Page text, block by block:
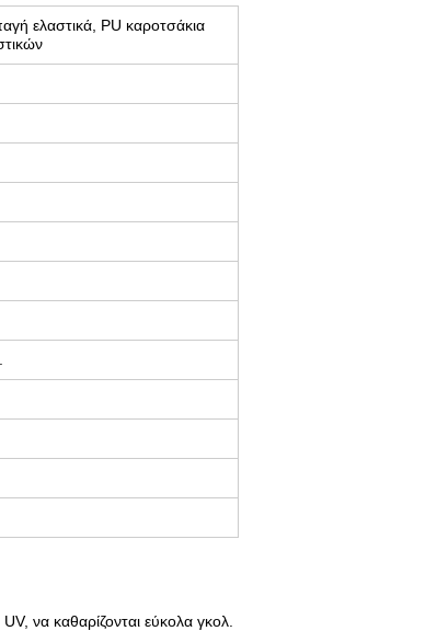
ελαστικά, PU καροτσάκια
να καθαρίζονται εύκολα γκολ.